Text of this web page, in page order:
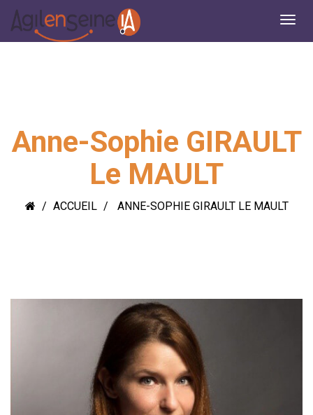
Anne-Sophie GIRAULT
Le MAULT
ACCUEIL ANNE-SOPHIE GIRAULT LE MAULT